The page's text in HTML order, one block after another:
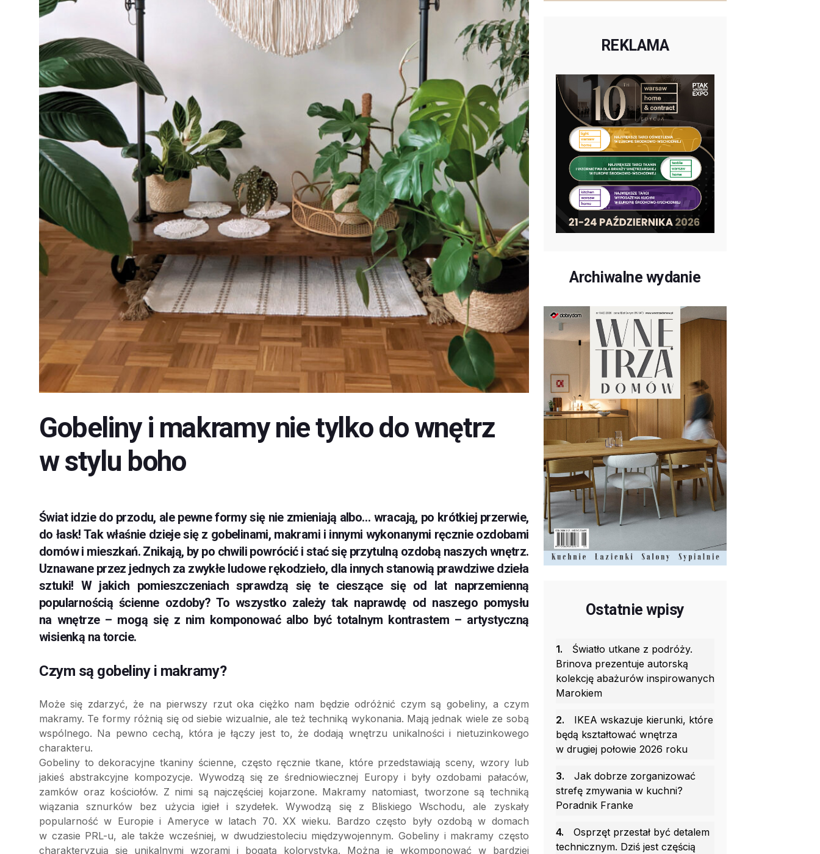
Gobeliny i makramy nie tylko do wnętrz
w stylu boho
Świat idzie do przodu, ale pewne formy się nie zmieniają albo… wracają, po krótkiej przerwie,
do łask! Tak właśnie dzieje się z gobelinami, makrami i innymi wykonanymi ręcznie ozdobami
domów i mieszkań. Znikają, by po chwili powrócić i stać się przytulną ozdobą naszych wnętrz.
Uznawane przez jednych za zwykłe ludowe rękodzieło, dla innych stanowią prawdziwe dzieła
sztuki! W jakich pomieszczeniach sprawdzą się te cieszące się od lat naprzemienną
popularnością ścienne ozdoby? To wszystko zależy tak naprawdę od naszego pomysłu
na wnętrze – mogą się z nim komponować albo być totalnym kontrastem – artystyczną
wisienką na torcie.
Czym są gobeliny i makramy?
Może się zdarzyć, że na pierwszy rzut oka ciężko nam będzie odróżnić czym są gobeliny, a czym
makramy. Te formy różnią się od siebie wizualnie, ale też techniką wykonania. Mają jednak wiele ze sobą
wspólnego. Na pewno cechą, która je łączy jest to, że dodają wnętrzu unikalności i nietuzinkowego
charakteru.
Gobeliny to dekoracyjne tkaniny ścienne, często ręcznie tkane, które przedstawiają sceny, wzory lub
jakieś abstrakcyjne kompozycje. Wywodzą się ze średniowiecznej Europy i były ozdobami pałaców,
zamków oraz kościołów. Z nimi są najczęściej kojarzone. Makramy natomiast, tworzone są techniką
wiązania sznurków bez użycia igieł i szydełek. Wywodzą się z Bliskiego Wschodu, ale zyskały
popularność w Europie i Ameryce w latach 70. XX wieku. Bardzo często były ozdobą w domach
w czasie PRL-u, ale także wcześniej, w dwudziestoleciu międzywojennym. Gobeliny i makramy często
charakteryzują się unikalnymi wzorami i bogatą kolorystyką. Można je wkomponować w bardziej
REKLAMA
Archiwalne wydanie
Ostatnie wpisy
1.
Światło utkane z podróży.
Brinova prezentuje autorską
kolekcję abażurów inspirowanych
Marokiem
2.
IKEA wskazuje kierunki, które
będą kształtować wnętrza
w drugiej połowie 2026 roku
3.
Jak dobrze zorganizować
strefę zmywania w kuchni?
Poradnik Franke
4.
Osprzęt przestał być detalem
technicznym. Dziś jest częścią